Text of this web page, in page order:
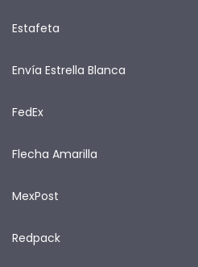
Estafeta
Envía Estrella Blanca
FedEx
Flecha Amarilla
MexPost
Redpack